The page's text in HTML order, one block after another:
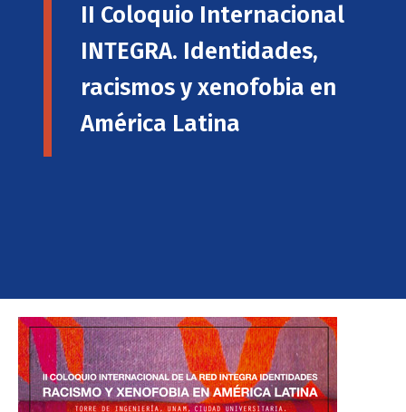
II Coloquio Internacional
INTEGRA. Identidades,
racismos y xenofobia en
América Latina